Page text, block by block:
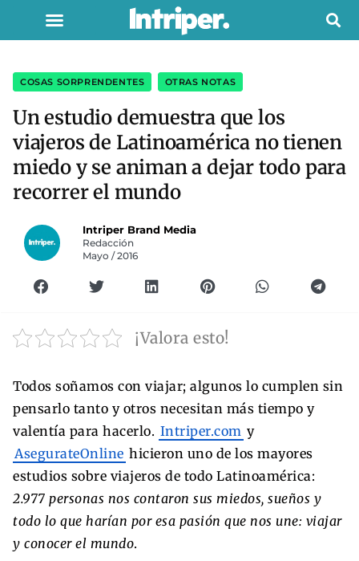
COSAS SORPRENDENTES OTRAS NOTAS
Un estudio demuestra que los
viajeros de Latinoamérica no tienen
miedo y se animan a dejar todo para
recorrer el mundo
Intriper Brand Media
Redacción
Mayo / 2016
¡Valora esto!
Todos soñamos con viajar; algunos lo cumplen sin
pensarlo tanto y otros necesitan más tiempo y
valentía para hacerlo. Intriper.com y
AsegurateOnline hicieron uno de los mayores
estudios sobre viajeros de todo Latinoamérica:
2.977 personas nos contaron sus miedos, sueños y
todo lo que harían por esa pasión que nos une: viajar
y conocer el mundo.